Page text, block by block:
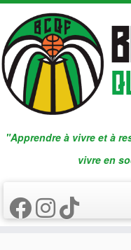
Passer
contenu
"Apprendre à vivre et à
vivre en